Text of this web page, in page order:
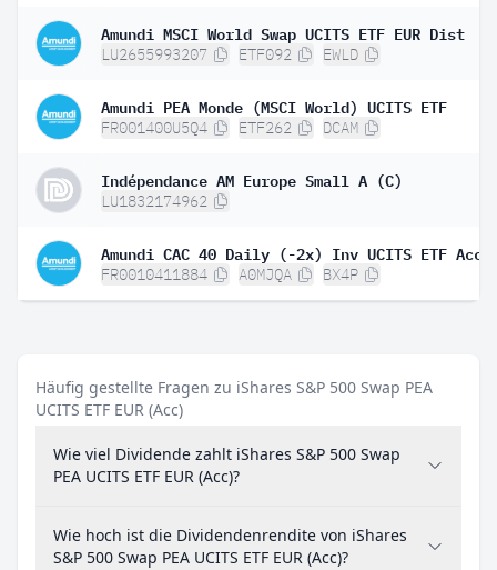
Amundi MSCI World Swap UCITS ETF EUR Dist
LU2655993207 ETF092 EWLD
Amundi PEA Monde (MSCI World) UCITS ETF
FR001400U5Q4 ETF262 DCAM
Indépendance AM Europe Small A (C)
LU1832174962
Amundi CAC 40 Daily (-2x) Inv UCITS ETF Acc
FR0010411884 A0MJQA BX4P
Häufig gestellte Fragen zu iShares S&P 500 Swap PEA
UCITS ETF EUR (Acc)
Wie viel Dividende zahlt iShares S&P 500 Swap
PEA UCITS ETF EUR (Acc)?
Wie hoch ist die Dividendenrendite von iShares
S&P 500 Swap PEA UCITS ETF EUR (Acc)?